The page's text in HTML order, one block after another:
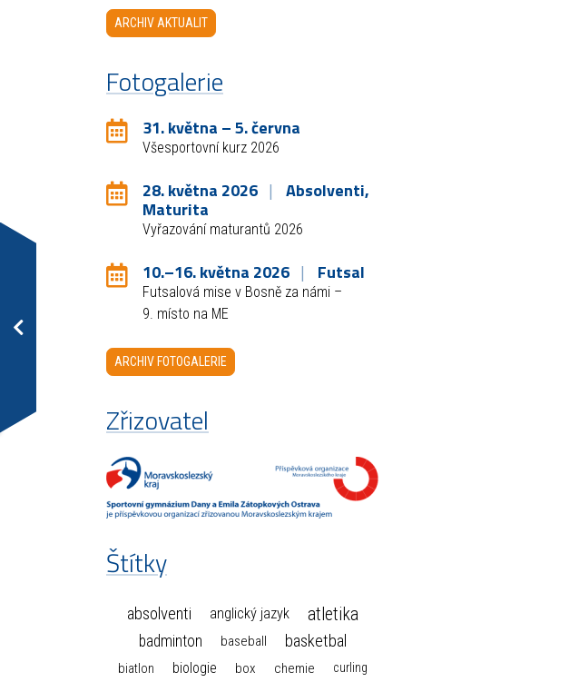
ARCHIV AKTUALIT
Fotogalerie
31. května – 5. června
Všesportovní kurz 2026
28. května 2026 Absolventi,
Maturita
Vyřazování maturantů 2026
10.–16. května 2026 Futsal
Futsalová mise v Bosně za námi –
9. místo na ME
ARCHIV FOTOGALERIE
Zřizovatel
Štítky
absolventi anglický jazyk atletika
badminton baseball basketbal
biatlon biologie box chemie curling